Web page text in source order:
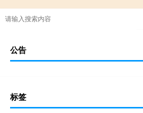
公告
标签